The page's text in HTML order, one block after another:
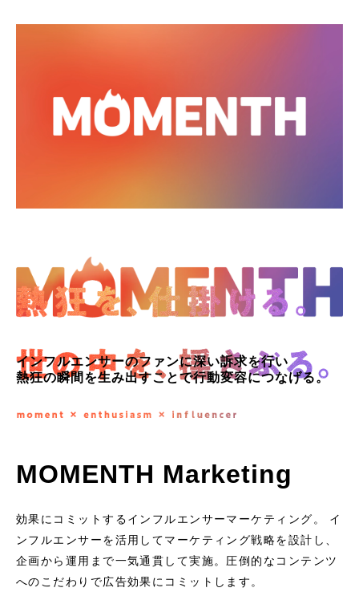
インフルエンサーのファンに深い訴求を行い
熱狂の瞬間を生み出すことで行動変容につなげる。
MOMENTH Marketing
効果にコミットするインフルエンサーマーケティング。 イ
ンフルエンサーを活用してマーケティング戦略を設計し、
企画から運用まで一気通貫して実施。圧倒的なコンテンツ
へのこだわりで広告効果にコミットします。